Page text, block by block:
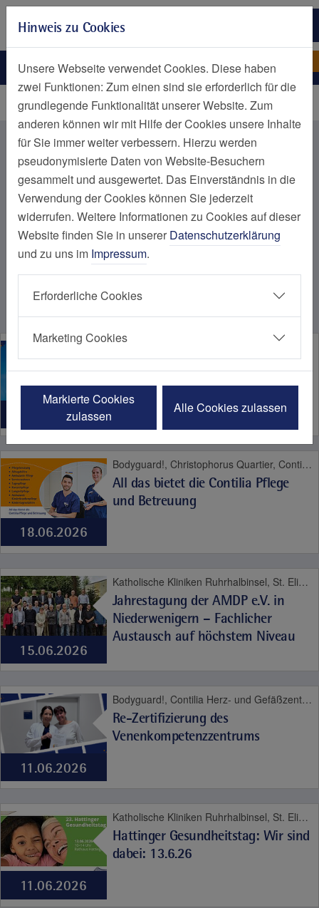
Zur Hauptnavigation springen
Zum Seiteninhalt springen
Zum Seitenende springen
Nachrichtenliste Kategorien
Nachrichten nach Kategorie
Startseite
Nachrichten aus dem Bereich St.
Elisabeth-Krankenhaus
Niederwenigern
Kategorie auswählen
07.08.2026
Was für ein Sommer - Hitze,
Hitzschlag, Herzinfarkt
18.06.2026
Bodyguard!, Christophorus Quartier, Contilia Herz- und Gefäßzentrum, Contilia Institut für Psychosoziale Medizin, Contilia Klinik Management, Contilia Pflege und Betreuung, Contilia Zentrum für Arbeitsmedizin und Gesundheitsmanagement, Contilia Zentrum für Krankenhaushygiene, CTR Huttrop, Elisabeth-Krankenhaus Essen, Emmaus Quartier, Engelbertus Quartier, Fachklinik Kamillushaus Heidhausen, Franziskushaus, Franziskus Quartier, Geriatrie-Zentrum Haus Berge, Gesundheitspark Altenessen, Haus Berge, Haus Berge Quartier, Hildegardis Quartier, Katholisches Familienzentrum und Kindergarten Auf den Hufen, Kängurus - Ambulante Kinderkrankenpflege, Katholische Kliniken Ruhrhalbinsel, Kita St. Theresia, Laurentius Quartier, Maria Frieden Quartier, Martin Luther Quartier, Philippusstift, Praxis am Grillo-Theater, Raphaelhaus, SPORTZ - Medizinisches Gerätetraining, Sportz Am Uhlenkrug, St. Andreas Quartier, St. Elisabeth-Krankenhaus Niederwenigern, St. Elisabeth Quartier, St. Josef-Krankenhaus Kupferdreh, St. Josef Quartier, St. Marien-Hospital Mülheim an der Ruhr, St. Marien Quartier, Stationäre Reha Sucht, Theaterpassage, Therapie und Reha Kupferdreh, Wohnanlage St. Anna-Stift, Anästhesie und Schmerztherapie, Altersmedizin, Bewegungsapparat, Contilia, Diabetes, Frauengesundheit, Geburt, Herz und Gefäße, Impfen, Karriere, Kinder- und Jugendmedizin, Labor, Neurologie, Niere, Notfallmedizin, Pflege, Plastische Chirurgie, Psyche und Sucht, Seelsorge, Therapie und Reha, Urologie, Viszeralmedizin
All das bietet die Contilia Pflege
und Betreuung
15.06.2026
Katholische Kliniken Ruhrhalbinsel, St. Elisabeth-Krankenhaus Niederwenigern, Psyche und Sucht
Jahrestagung der AMDP e.V. in
Niederwenigern – Fachlicher
Austausch auf höchstem Niveau
11.06.2026
Bodyguard!, Contilia Herz- und Gefäßzentrum, Contilia Klinik Management, Contilia Pflege und Betreuung, Contilia Zentrum für Arbeitsmedizin und Gesundheitsmanagement, CTR Huttrop, Elisabeth-Krankenhaus Essen, Fachklinik Kamillushaus Heidhausen, Geriatrie-Zentrum Haus Berge, Gesundheitspark Altenessen, Katholische Kliniken Ruhrhalbinsel, Philippusstift, Praxis am Grillo-Theater, St. Elisabeth-Krankenhaus Niederwenigern, St. Josef-Krankenhaus Kupferdreh, St. Marien-Hospital Mülheim an der Ruhr, Contilia, Herz und Gefäße
Re-Zertifizierung des
Venenkompetenzzentrums
11.06.2026
Katholische Kliniken Ruhrhalbinsel, St. Elisabeth-Krankenhaus Niederwenigern, Psyche und Sucht
Hattinger Gesundheitstag: Wir sind
dabei: 13.6.26
Hinweis zu Cookies
Unsere Webseite verwendet Cookies. Diese haben
zwei Funktionen: Zum einen sind sie erforderlich für die
grundlegende Funktionalität unserer Website. Zum
anderen können wir mit Hilfe der Cookies unsere Inhalte
für Sie immer weiter verbessern. Hierzu werden
pseudonymisierte Daten von Website-Besuchern
gesammelt und ausgewertet. Das Einverständnis in die
Verwendung der Cookies können Sie jederzeit
widerrufen. Weitere Informationen zu Cookies auf dieser
Website finden Sie in unserer Datenschutzerklärung
und zu uns im Impressum.
Erforderliche Cookies
Marketing Cookies
Markierte Cookies
zulassen
Alle Cookies zulassen